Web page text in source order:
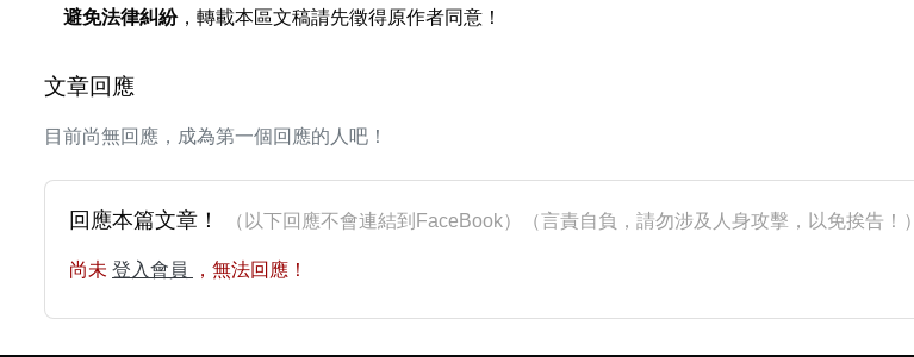
避免法律糾紛，轉載本區文稿請先徵得原作者同意！
文章回應
目前尚無回應，成為第一個回應的人吧！
回應本篇文章！ （以下回應不會連結到FaceBook）（言責自負，請勿涉及人身攻擊，以免挨告！）
尚未 登入會員 ，無法回應！